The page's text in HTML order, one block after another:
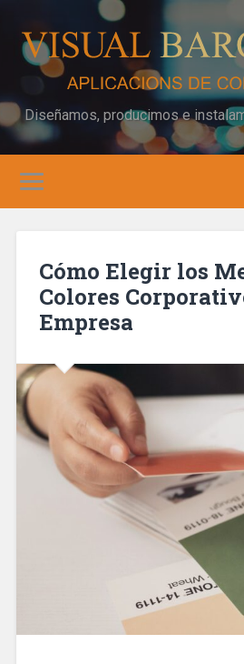
Diseñamos, producimos e
Cómo Elegir los
Colores
Empresa